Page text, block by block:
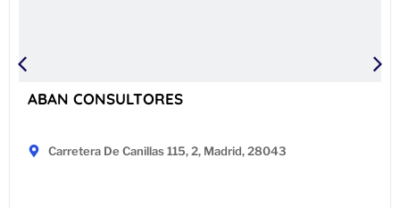
ABAN CONSULTORES
Carretera De Canillas 115, 2, Madrid, 28043